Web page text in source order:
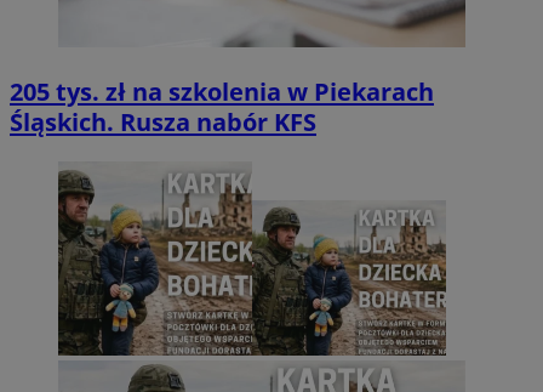
205 tys. zł na szkolenia w Piekarach
Śląskich. Rusza nabór KFS